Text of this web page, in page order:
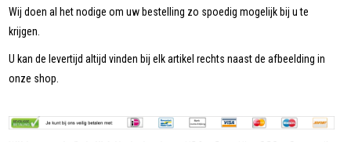
Wij doen al het nodige om uw bestelling zo spoedig mogelijk bij u te
krijgen.
U kan de levertijd altijd vinden bij elk artikel rechts naast de afbeelding in
onze shop.